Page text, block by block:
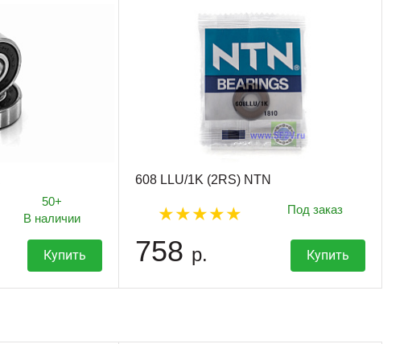
50+
В наличии
Купить
608 LLU/1K (2RS) NTN
Под заказ
758 р. Купить